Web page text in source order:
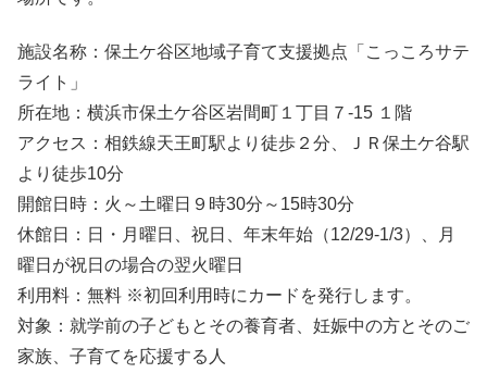
施設名称：保土ケ谷区地域子育て支援拠点「こっころサテ
ライト」
所在地：横浜市保土ケ谷区岩間町１丁目７-15 １階
アクセス：相鉄線天王町駅より徒歩２分、ＪＲ保土ケ谷駅
より徒歩10分
開館日時：火～土曜日９時30分～15時30分
休館日：日・月曜日、祝日、年末年始（12/29-1/3）、月
曜日が祝日の場合の翌火曜日
利用料：無料 ※初回利用時にカードを発行します。
対象：就学前の子どもとその養育者、妊娠中の方とそのご
家族、子育てを応援する人